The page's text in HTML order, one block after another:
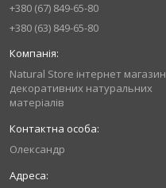
+380 (67) 849-65-80
+380 (63) 849-65-80
Natural Store інтернет магазин
декоративних натуральних
матеріалів
Олександр